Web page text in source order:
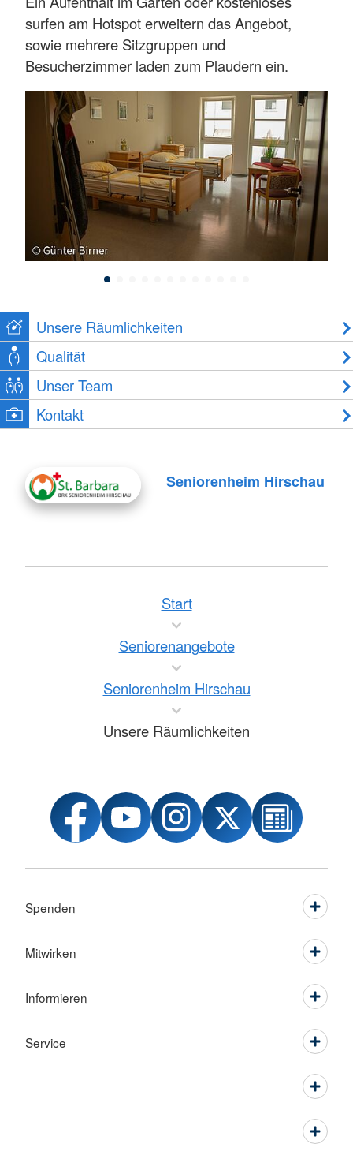
surfen am Hotspot erweitern das Angebot,
sowie mehrere Sitzgruppen und
Besucherzimmer laden zum Plaudern ein.
Unsere Räumlichkeiten
Qualität
Unser Team
Kontakt
Seniorenheim Hirschau
Start
Seniorenangebote
Seniorenheim Hirschau
Unsere Räumlichkeiten
Spenden
Mitwirken
Informieren
Service